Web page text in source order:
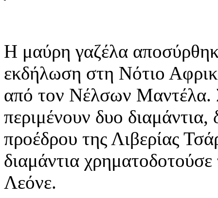
Η μαύρη γαζέλα
εκδήλωση στη Νότιο
από τον Νέλσων Μαντέλα.
περιμένουν δυο
προέδρου της Λιβερίας
διαμάντια
Λεόνε.